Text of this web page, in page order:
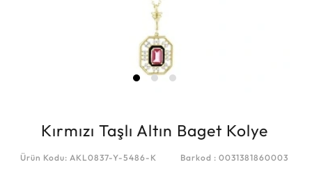
Kırmızı Taşlı Altın Baget Kolye
Ürün Kodu: AKL0837-Y-5486-K Barkod : 0031381860003